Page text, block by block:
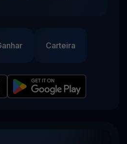
Carteira